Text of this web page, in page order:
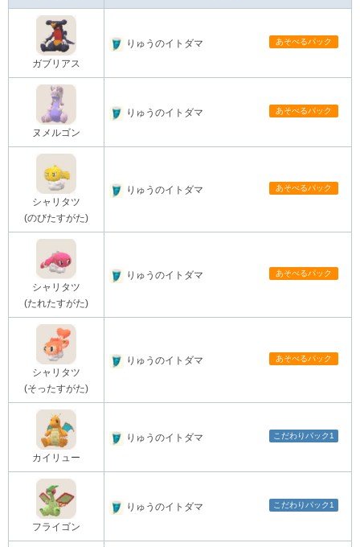
ガブリアス
りゅうのイトダマ あそべるパック
ヌメルゴン
りゅうのイトダマ あそべるパック
シャリタツ
(のびたすがた)
りゅうのイトダマ あそべるパック
シャリタツ
(たれたすがた)
りゅうのイトダマ あそべるパック
シャリタツ
(そったすがた)
りゅうのイトダマ あそべるパック
カイリュー
りゅうのイトダマ こだわりパック1
フライゴン
りゅうのイトダマ こだわりパック1